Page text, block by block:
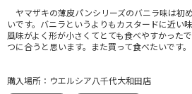
ヤマザキの薄皮パンシリーズのバニラ味は初
いです。バニラというよりもカスタードに近い味
風味がよく形が小さくてとても食べやすかった
つに合うと思います。また買って食べたいです。
購入場所：ウエルシア八千代大和田店